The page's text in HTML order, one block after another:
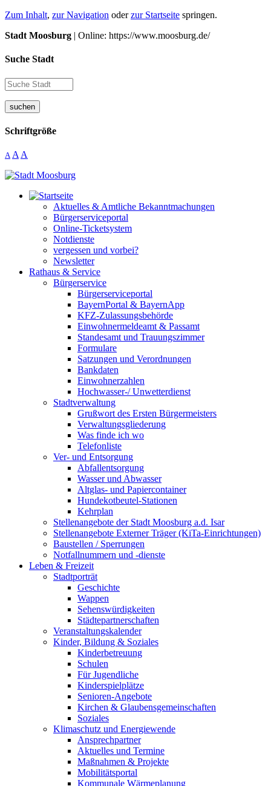
Zum Inhalt, zur Navigation oderzur Startseite springen.
Stadt Moosburg | Online: https://www.moosburg.de/
Suche Stadt
suchen
Schriftgröße
A A A
Aktuelles & Amtliche Bekanntmachungen
Bürgerserviceportal
Online-Ticketsystem
Notdienste
vergessen und vorbei?
Newsletter
Rathaus & Service
Bürgerservice
Bürgerserviceportal
BayernPortal & BayernApp
KFZ-Zulassungsbehörde
Einwohnermeldeamt & Passamt
Standesamt und Trauungszimmer
Formulare
Satzungen und Verordnungen
Bankdaten
Einwohnerzahlen
Hochwasser-/ Unwetterdienst
Stadtverwaltung
Grußwort des Ersten Bürgermeisters
Verwaltungsgliederung
Was finde ich wo
Telefonliste
Ver- und Entsorgung
Abfallentsorgung
Wasser und Abwasser
Altglas- und Papiercontainer
Hundekotbeutel-Stationen
Kehrplan
Stellenangebote der Stadt Moosburg a.d. Isar
Stellenangebote Externer Träger (KiTa-Einrichtungen)
Baustellen / Sperrungen
Notfallnummern und -dienste
Leben & Freizeit
Stadtporträt
Geschichte
Wappen
Sehenswürdigkeiten
Städtepartnerschaften
Veranstaltungskalender
Kinder, Bildung & Soziales
Kinderbetreuung
Schulen
Für Jugendliche
Kinderspielplätze
Senioren-Angebote
Kirchen & Glaubensgemeinschaften
Soziales
Klimaschutz und Energiewende
Ansprechpartner
Aktuelles und Termine
Maßnahmen & Projekte
Mobilitätsportal
Kommunale Wärmeplanung